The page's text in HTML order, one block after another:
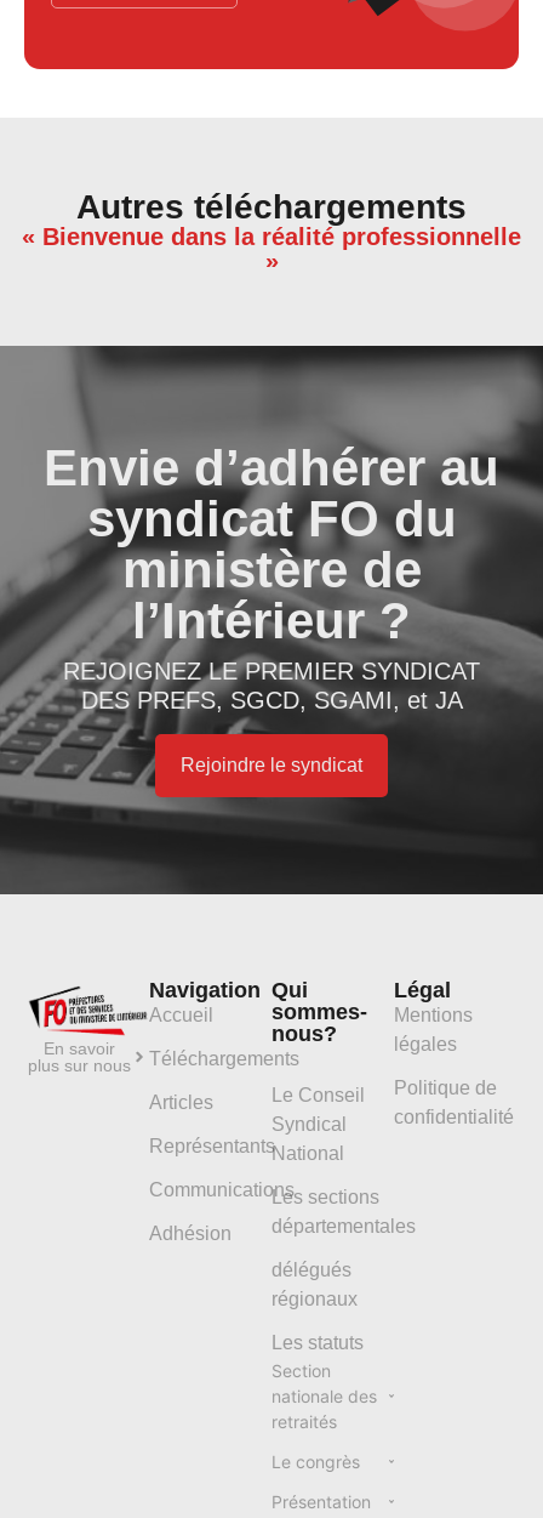
Autres téléchargements
« Bienvenue dans la réalité professionnelle
»
Envie d’adhérer au
syndicat FO du
ministère de
l’Intérieur ?
REJOIGNEZ LE PREMIER SYNDICAT
DES PREFS, SGCD, SGAMI, et JA
Rejoindre le syndicat
En savoir
plus sur nous
Navigation
Accueil
Téléchargements
Articles
Représentants
Communications
Adhésion
Qui
sommes-
nous?
Le Conseil
Syndical
National
Les sections
départementales
délégués
régionaux
Les statuts
Section
nationale des
retraités
Le congrès
Présentation
Légal
Mentions
légales
Politique de
confidentialité